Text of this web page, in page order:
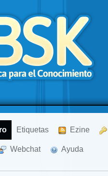
Etiquetas Ezine
Webchat Ayuda